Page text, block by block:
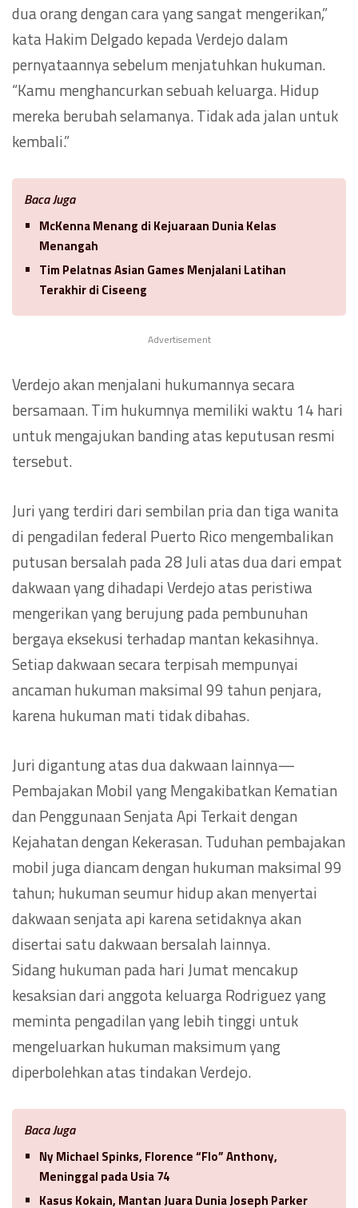
dua orang dengan cara yang sangat mengerikan,”
kata Hakim Delgado kepada Verdejo dalam
pernyataannya sebelum menjatuhkan hukuman.
“Kamu menghancurkan sebuah keluarga. Hidup
mereka berubah selamanya. Tidak ada jalan untuk
kembali.”
Baca Juga
McKenna Menang di Kejuaraan Dunia Kelas
Menangah
Tim Pelatnas Asian Games Menjalani Latihan
Terakhir di Ciseeng
Advertisement
Verdejo akan menjalani hukumannya secara
bersamaan. Tim hukumnya memiliki waktu 14 hari
untuk mengajukan banding atas keputusan resmi
tersebut.
Juri yang terdiri dari sembilan pria dan tiga wanita
di pengadilan federal Puerto Rico mengembalikan
putusan bersalah pada 28 Juli atas dua dari empat
dakwaan yang dihadapi Verdejo atas peristiwa
mengerikan yang berujung pada pembunuhan
bergaya eksekusi terhadap mantan kekasihnya.
Setiap dakwaan secara terpisah mempunyai
ancaman hukuman maksimal 99 tahun penjara,
karena hukuman mati tidak dibahas.
Juri digantung atas dua dakwaan lainnya—
Pembajakan Mobil yang Mengakibatkan Kematian
dan Penggunaan Senjata Api Terkait dengan
Kejahatan dengan Kekerasan. Tuduhan pembajakan
mobil juga diancam dengan hukuman maksimal 99
tahun; hukuman seumur hidup akan menyertai
dakwaan senjata api karena setidaknya akan
disertai satu dakwaan bersalah lainnya.
Sidang hukuman pada hari Jumat mencakup
kesaksian dari anggota keluarga Rodriguez yang
meminta pengadilan yang lebih tinggi untuk
mengeluarkan hukuman maksimum yang
diperbolehkan atas tindakan Verdejo.
Baca Juga
Ny Michael Spinks, Florence “Flo” Anthony,
Meninggal pada Usia 74
Kasus Kokain, Mantan Juara Dunia Joseph Parker